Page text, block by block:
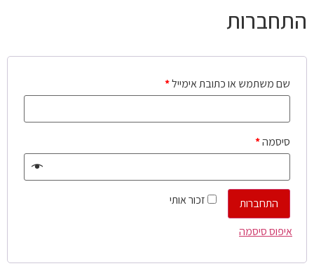
התחברות
שם משתמש או כתובת אימייל*
סיסמה*
זכור אותי
התחברות
איפוס סיסמה